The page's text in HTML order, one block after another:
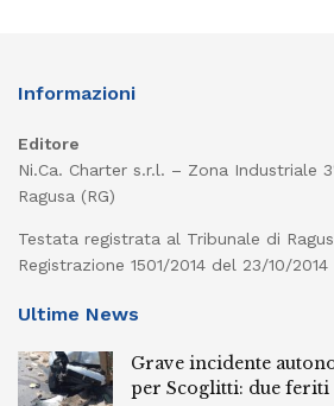
Informazioni
Editore
Ni.Ca. Charter s.r.l. – Zona Industriale
Ragusa (RG)
Testata registrata al Tribunale di
Registrazione 1501/2014 del 23/10/2014
Ultime News
Grave incidente
per Scoglitti: due feriti